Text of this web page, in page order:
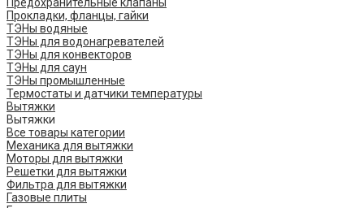
Прокладки, фланцы, гайки
ТЭНы водяные
ТЭНы для водонагревателей
ТЭНы для конвекторов
ТЭНы для саун
ТЭНы промышленные
Термостаты и датчики температуры
Вытяжки
Вытяжки
Все товары категории
Механика для вытяжки
Моторы для вытяжки
Решетки для вытяжки
Фильтра для вытяжки
Газовые плиты